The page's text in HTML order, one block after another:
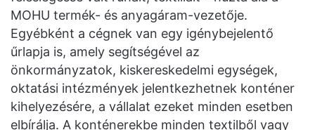
MOHU termék- és anyagáram-vezetője.
Egyébként a cégnek van egy igénybejelentő
űrlapja is, amely segítségével az
önkormányzatok, kiskereskedelmi egységek,
oktatási intézmények jelentkezhetnek konténer
kihelyezésére, a vállalat ezeket minden esetben
elbírálja. A konténerekbe minden textilből vagy